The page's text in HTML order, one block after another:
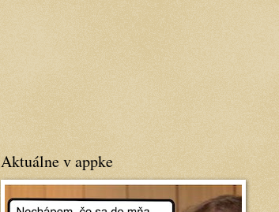
Aktuálne v appke